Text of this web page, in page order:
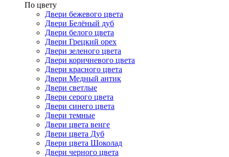
По цвету
Двери бежевого цвета
Двери Белёный дуб
Двери белого цвета
Двери Грецкий орех
Двери зеленого цвета
Двери коричневого цвета
Двери красного цвета
Двери Медный антик
Двери светлые
Двери серого цвета
Двери синего цвета
Двери темные
Двери цвета венге
Двери цвета Дуб
Двери цвета Шоколад
Двери черного цвета